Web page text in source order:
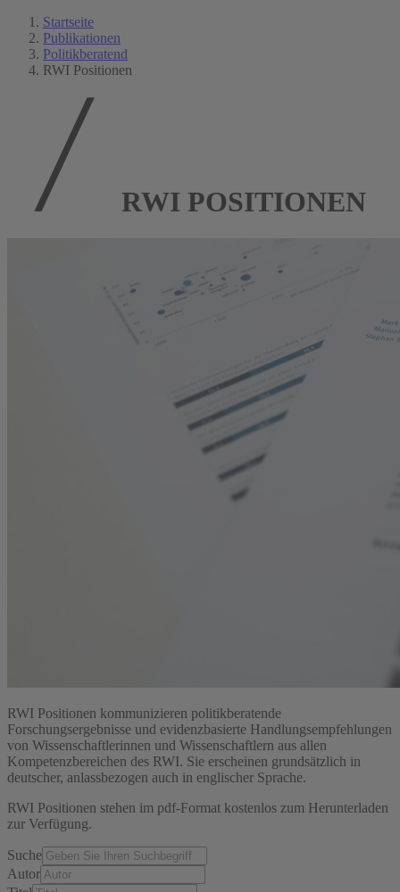
Startseite
Publikationen
Politikberatend
RWI Positionen
RWI POSITIONEN
RWI Positionen kommunizieren politikberatende
Forschungsergebnisse und evidenzbasierte Handlungsempfehlungen
von Wissenschaftlerinnen und Wissenschaftlern aus allen
Kompetenzbereichen des RWI. Sie erscheinen grundsätzlich in
deutscher, anlassbezogen auch in englischer Sprache.
RWI Positionen stehen im pdf-Format kostenlos zum Herunterladen
zur Verfügung.
Suche
Autor